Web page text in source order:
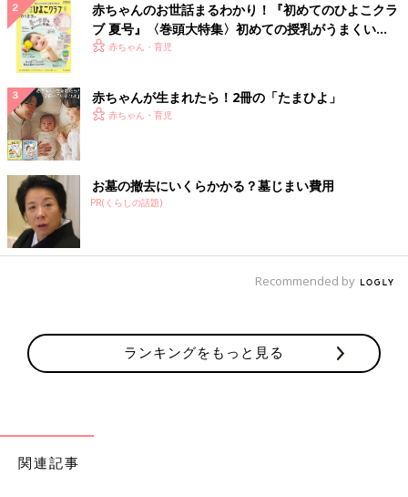
赤ちゃんのお世話まるわかり！『初めてのひよこクラ
ブ 夏号』〈巻頭大特集〉初めての授乳がうまくい
く！ おっぱい・ミルクの基本と夏のトラブル 解決テ
赤ちゃん・育児
赤ちゃんが生まれたら！2冊の「たまひよ」
赤ちゃん・育児
お墓の撤去にいくらかかる？墓じまい費用
PR(くらしの話題)
Recommended by
ランキングをもっと見る
関連記事